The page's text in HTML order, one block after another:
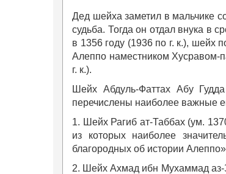
Дед шейха заметил в мальчике
судьба. Тогда он отдал внука в
в 1356 году (1936 по г. к.), шейх
Алеппо наместником Хусравом-
г. к.).
Шейх Абдуль-Фаттах Абу
перечислены наиболее важные
1. Шейх Рагиб ат-Таббах (ум.
из которых наиболее
благородных об истории
2. Шейх Ахмад ибн Мухаммад аз-